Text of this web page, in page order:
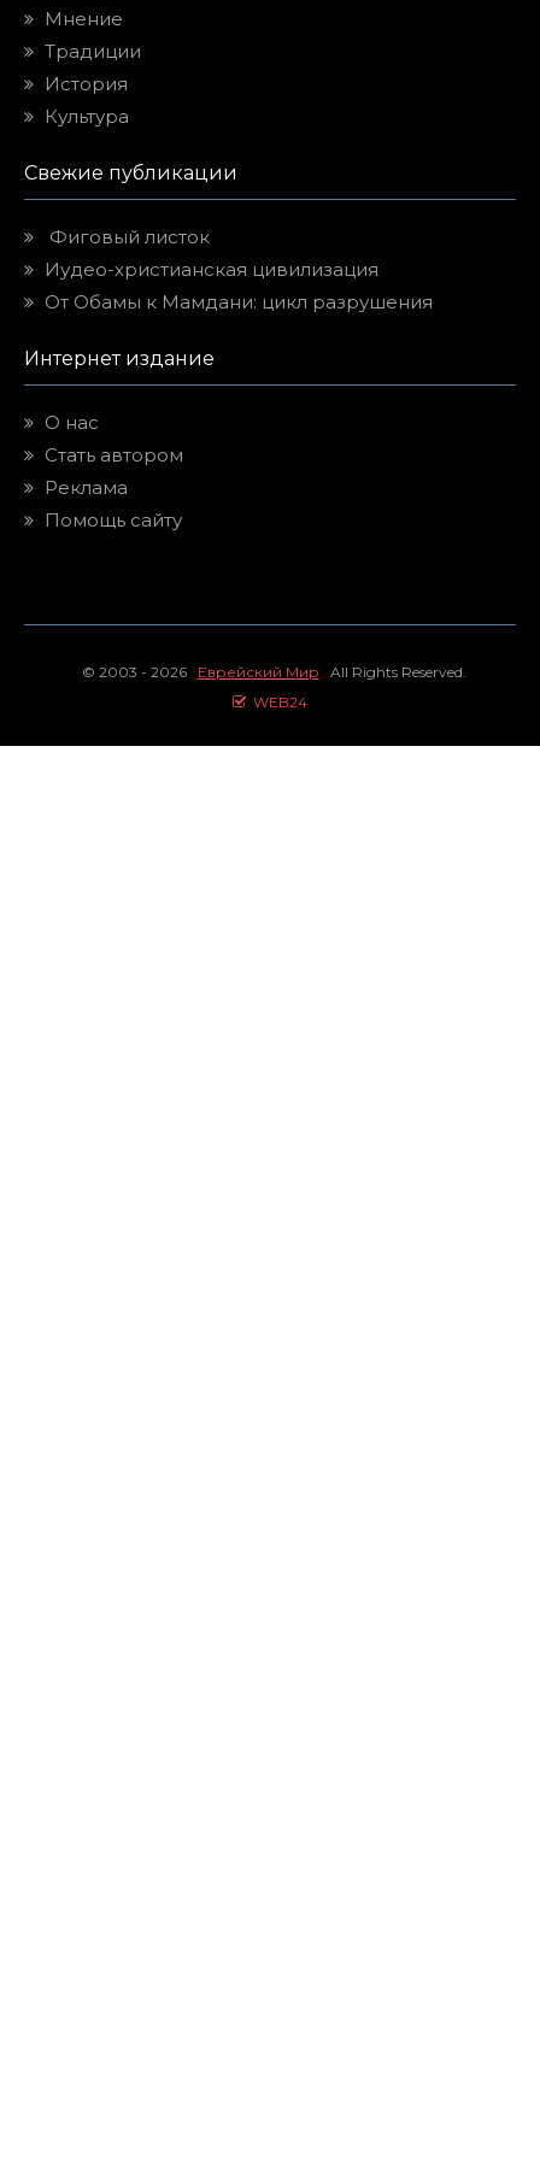
Мнение
Традиции
История
Культура
Свежие публикации
Фиговый листок
Иудео-христианская цивилизация
От Обамы к Мамдани: цикл разрушения
Интернет издание
О нас
Стать автором
Реклама
Помощь сайту
© 2003 - 2026 Еврейский Мир All Rights Reserved.
WEB24